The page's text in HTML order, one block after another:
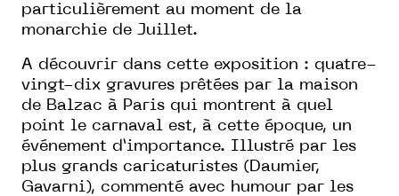
particulièrement au moment de la
monarchie de Juillet.
A découvrir dans cette exposition : quatre-
vingt-dix gravures prêtées par la maison
de Balzac à Paris qui montrent à quel
point le carnaval est, à cette époque, un
événement d’importance. Illustré par les
plus grands caricaturistes (Daumier,
Gavarni), commenté avec humour par les